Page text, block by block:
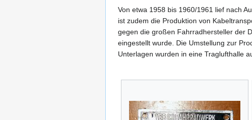
Von etwa 1958 bis 1960/1961 lief nach
ist zudem die Produktion von
gegen die großen Fahrradhersteller der
eingestellt wurde. Die Umstellung zur
Unterlagen wurden in eine Traglufthalle